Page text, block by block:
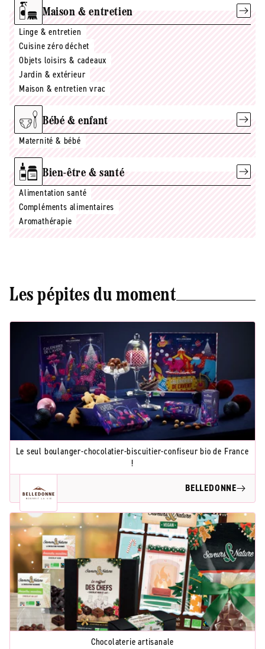
Maison & entretien
Linge & entretien
Cuisine zéro déchet
Objets loisirs & cadeaux
Jardin & extérieur
Maison & entretien vrac
Bébé & enfant
Maternité & bébé
Bien-être & santé
Alimentation santé
Compléments alimentaires
Aromathérapie
Les pépites du moment
Le seul boulanger-chocolatier-biscuitier-confiseur bio de France
!
BELLEDONNE
Chocolaterie artisanale